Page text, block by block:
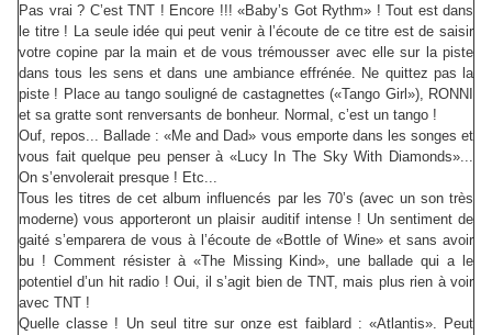
Pas vrai ? C’est TNT ! Encore !!! «Baby’s Got Rythm» ! Tout est dans
le titre ! La seule idée qui peut venir à l’écoute de ce titre est de saisir
votre copine par la main et de vous trémousser avec elle sur la piste
dans tous les sens et dans une ambiance effrénée. Ne quittez pas la
piste ! Place au tango souligné de castagnettes («Tango Girl»), RONNI
et sa gratte sont renversants de bonheur. Normal, c’est un tango !
Ouf, repos... Ballade : «Me and Dad» vous emporte dans les songes et
vous fait quelque peu penser à «Lucy In The Sky With Diamonds»...
On s’envolerait presque ! Etc...
Tous les titres de cet album influencés par les 70’s (avec un son très
moderne) vous apporteront un plaisir auditif intense ! Un sentiment de
gaité s’emparera de vous à l’écoute de «Bottle of Wine» et sans avoir
bu ! Comment résister à «The Missing Kind», une ballade qui a le
potentiel d’un hit radio ! Oui, il s’agit bien de TNT, mais plus rien à voir
avec TNT !
Quelle classe ! Un seul titre sur onze est faiblard : «Atlantis». Peut